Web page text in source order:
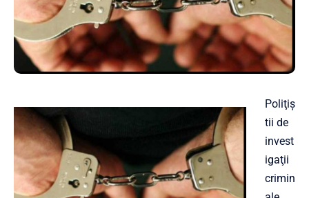
Poliţiş
tii de
invest
igaţii
crimin